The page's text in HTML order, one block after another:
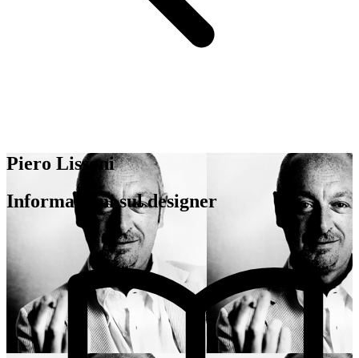
Piero Lissoni
Informazioni sul designer